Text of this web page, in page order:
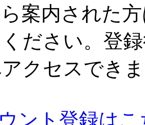
案内された
ださい。登
クセスでき
ント登録は